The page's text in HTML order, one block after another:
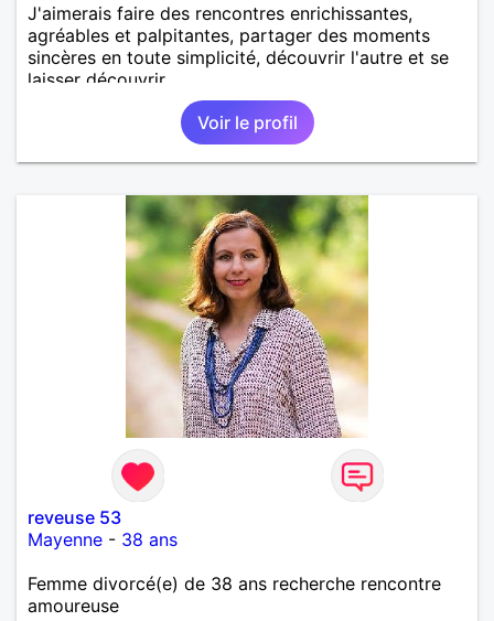
J'aimerais faire des rencontres enrichissantes,
agréables et palpitantes, partager des moments
sincères en toute simplicité, découvrir l'autre et se
laisser découvrir.
Voir le profil
reveuse 53
Mayenne - 38 ans
Femme divorcé(e) de 38 ans recherche rencontre
amoureuse